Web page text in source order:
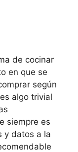
de cocinar
en que se
según
algo trivial
siempre es
y datos a la